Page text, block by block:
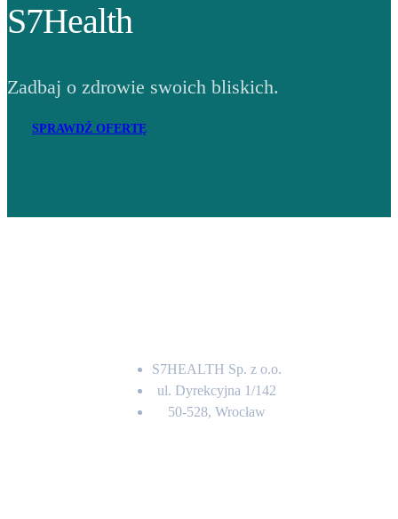
S7Health
Zadbaj o zdrowie swoich bliskich.
SPRAWDŹ OFERTĘ
S7HEALTH Sp. z o.o.
ul. Dyrekcyjna 1/142
50-528, Wrocław